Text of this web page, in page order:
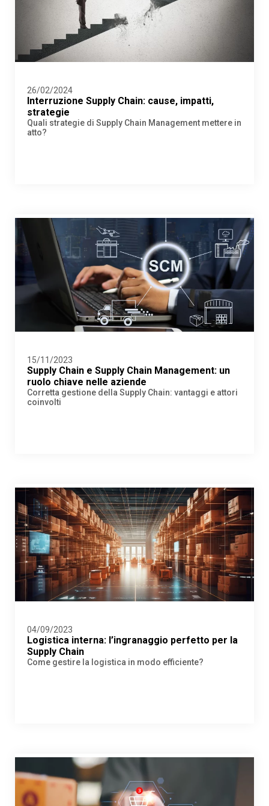
26/02/2024
Interruzione Supply Chain: cause, impatti,
strategie
Quali strategie di Supply Chain Management mettere in
atto?
15/11/2023
Supply Chain e Supply Chain Management: un
ruolo chiave nelle aziende
Corretta gestione della Supply Chain: vantaggi e attori
coinvolti
04/09/2023
Logistica interna: l’ingranaggio perfetto per la
Supply Chain
Come gestire la logistica in modo efficiente?